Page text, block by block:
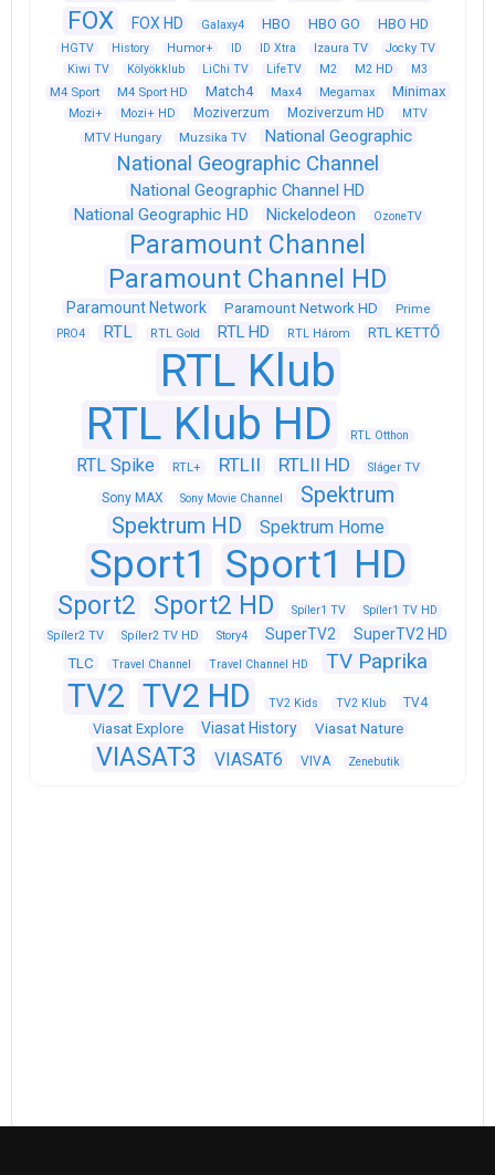
FOX FOX HD Galaxy4 HBO HBO GO HBO HD
HGTV History Humor+ ID ID Xtra Izaura TV
Jocky TV
Kiwi TV
Kölyökklub LiChi TV LifeTV M2 M2 HD M3
M4 Sport M4 Sport HD Match4 Max4 Megamax Minimax
Mozi+ Mozi+ HD Moziverzum Moziverzum HD
MTV
MTV Hungary
Muzsika TV National Geographic
National Geographic Channel
National Geographic Channel HD
National Geographic HD
Nickelodeon OzoneTV
Paramount Channel
Paramount Channel HD
Paramount Network Paramount Network HD Prime
PRO4 RTL RTL Gold RTL HD RTL Három RTL KETTŐ
RTL Klub
RTL Klub HD
RTL Otthon
RTL Spike RTL+ RTLII RTLII HD Sláger TV
Sony MAX Sony Movie Channel
Spektrum
Spektrum HD
Spektrum Home
Sport1 Sport1 HD
Sport2 Sport2 HD Spíler1 TV
Spíler1 TV HD
Spíler2 TV
Spíler2 TV HD Story4 SuperTV2 SuperTV2 HD
TLC Travel Channel Travel Channel HD TV Paprika
TV2 TV2 HD TV2 Kids TV2 Klub TV4
Viasat Explore Viasat History Viasat Nature
VIASAT3 VIASAT6 VIVA Zenebutik